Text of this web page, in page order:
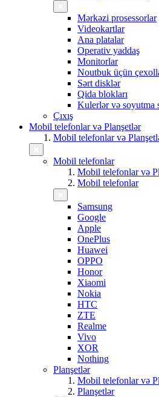
Mərkəzi prosessorlar
Videokartlar
Ana platalar
Operativ yaddaş
Monitorlar
Noutbuk üçün
Sərt disklər
Qida blokları
Kulerlər və soyutma
Çıxış
Mobil telefonlar və Planşetlər
Mobil telefonlar və
Mobil telefonlar
Mobil telefonlar və
Mobil telefonlar
Samsung
Google
Apple
OnePlus
Huawei
OPPO
Honor
Xiaomi
Nokia
HTC
ZTE
Realme
Vivo
XOR
Nothing
Planşetlər
Mobil telefonlar və
Planşetlər